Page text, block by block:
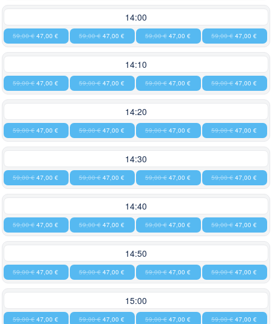
14:00
59,00 € 47,00 € 59,00 € 47,00 € 59,00 € 47,00 € 59,00 € 47,00 €
14:10
59,00 € 47,00 € 59,00 € 47,00 € 59,00 € 47,00 € 59,00 € 47,00 €
14:20
59,00 € 47,00 € 59,00 € 47,00 € 59,00 € 47,00 € 59,00 € 47,00 €
14:30
59,00 € 47,00 € 59,00 € 47,00 € 59,00 € 47,00 € 59,00 € 47,00 €
14:40
59,00 € 47,00 € 59,00 € 47,00 € 59,00 € 47,00 € 59,00 € 47,00 €
14:50
59,00 € 47,00 € 59,00 € 47,00 € 59,00 € 47,00 € 59,00 € 47,00 €
15:00
59,00 € 47,00 € 59,00 € 47,00 € 59,00 € 47,00 € 59,00 € 47,00 €